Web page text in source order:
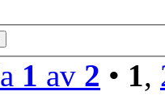
1 av 2 • 1,